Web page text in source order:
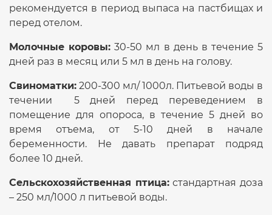
рекомендуется в период выпаса на пастбищах и
перед отелом.
Молочные коровы: 30-50 мл в день в течение 5
дней раз в месяц или 5 мл в день на голову.
Свиноматки: 200-300 мл/ 1000л. Питьевой воды в
течении 5 дней перед переведением в
помещение для опороса, в течение 5 дней во
время отъема, от 5-10 дней в начале
беременности. Не давать препарат подряд
более 10 дней.
Сельскохозяйственная птица:стандартная доза
– 250 мл/1000 л питьевой воды.